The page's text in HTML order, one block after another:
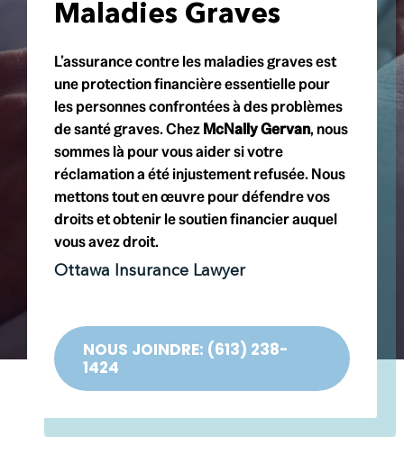
Maladies Graves
L’assurance contre les maladies graves est
une protection financière essentielle pour
les personnes confrontées à des problèmes
de santé graves. ChezMcNally Gervan, nous
sommes là pour vous aider si votre
réclamation a été injustement refusée. Nous
mettons tout en œuvre pour défendre vos
droits et obtenir le soutien financier auquel
vous avez droit.
Ottawa Insurance Lawyer
NOUS JOINDRE: (613) 238-
1424